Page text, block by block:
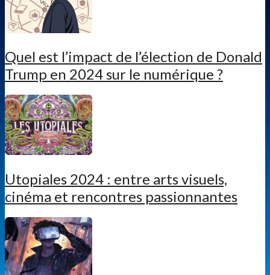
Quel est l’impact de l’élection de Donald
Trump en 2024 sur le numérique ?
Utopiales 2024 : entre arts visuels,
cinéma et rencontres passionnantes